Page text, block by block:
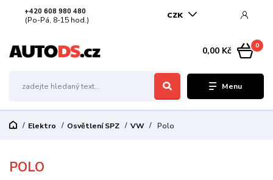
Menu
CZK
+420 608 980 480
(Po-Pá, 8-15 hod.)
0
0,00 Kč
Elektro Osvětlení SPZ VW Polo
POLO